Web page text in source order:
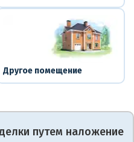
Другое помещение
путем наложение